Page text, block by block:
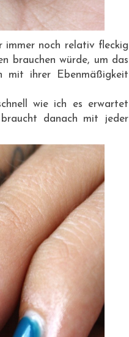
immer noch relativ fleckig
brauchen würde, um das
mit ihrer Ebenmäßigkeit
wie ich es erwartet
danach mit jeder